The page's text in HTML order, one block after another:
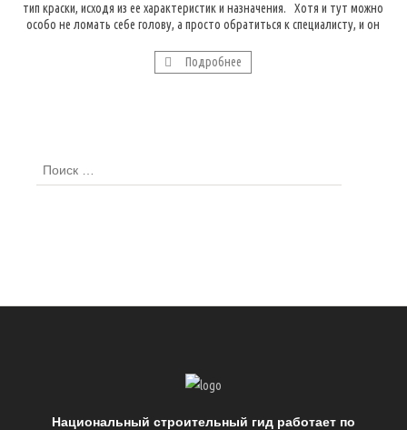
тип краски, исходя из ее характеристик и назначения. Хотя и тут можно
особо не ломать себе голову, а просто обратиться к специалисту, и он
Подробнее
Национальный строительный гид работает по